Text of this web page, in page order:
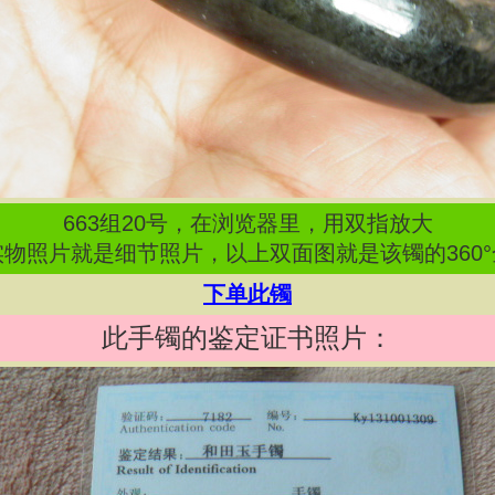
663组 20号，在浏览器里，用双指放大
照片就是细节照片，以上双面图就是该镯的
下单此镯
此手镯的鉴定证书照片：